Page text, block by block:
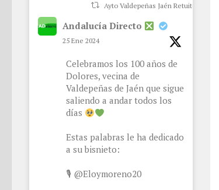
Ayto Valdepeñas Jaén Retuiteado
Andalucía Directo
25 Ene 2024
Celebramos los 100 años de
Dolores, vecina de
Valdepeñas de Jaén que sigue
saliendo a andar todos los
días
Estas palabras le ha dedicado
a su bisnieto:
🎙 @Eloymoreno20